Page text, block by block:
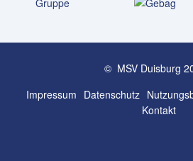
© MSV Duisburg
Impressum Datenschutz
Kontakt